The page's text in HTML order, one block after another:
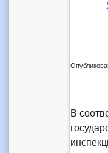
В